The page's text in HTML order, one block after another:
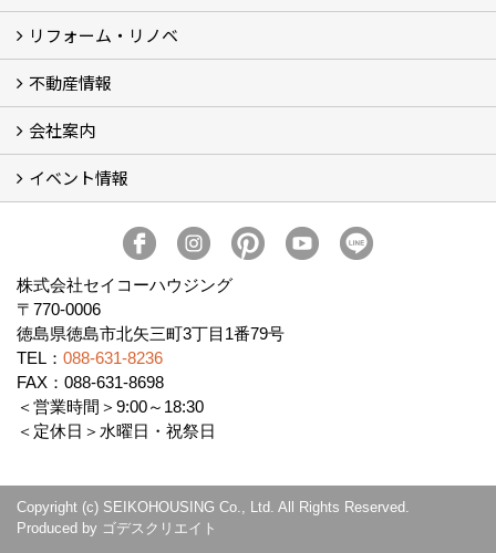
モデルハウス「Vita -ヴィータ-」
リノベーション モデルハウス「Crear -クレア-」
平屋の家
建築家とつくる家 (10)
リフォーム・リノベ
セイコーのリフォーム・リノベ
もっと知りたい、セイコーのリフォーム・リノベ
不動産情報
田宮・矢三の不動産ならセイコーハウジング
土地・中古住宅情報
賃貸情報
実家相続
ECOTOWN西矢三第3期・第4期分譲中
会社案内
会社概要
アクセス
スタッフ紹介
家づくりコラム
消費者志向自主宣言
ZEHビルダー2025年度実績報告書
SDGs宣言
リクルート
プライバシーポリシー
ご紹介キャンペーン
イベント情報
イベント予告
イベント報告
株式会社セイコーハウジング
〒770-0006
徳島県徳島市北矢三町3丁目1番79号
TEL： 088-631-8236
FAX：088-631-8698
＜営業時間＞9:00～18:30
＜定休日＞水曜日・祝祭日
Copyright (c) SEIKOHOUSING Co., Ltd. All Rights Reserved.
Produced by ゴデスクリエイト